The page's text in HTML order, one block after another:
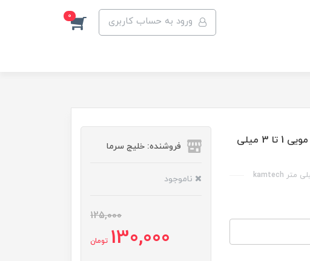
ورود به حساب کاربری 0
کپی بر کامتک مدل CT-1104 قابلیت برش لوله مویی 1 تا 3 میلی
فروشنده: خلیج سرما
ناموجود
125,000
130,000 تومان